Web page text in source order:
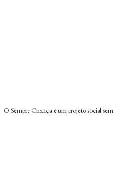
O Sempre Criança é um projeto social